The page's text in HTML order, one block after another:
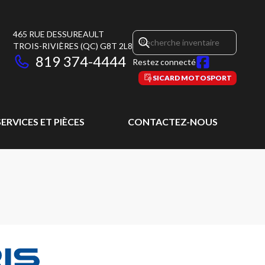
465 RUE DESSUREAULT
TROIS-RIVIÈRES (QC) G8T 2L8
819 374-4444 Restez connecté
SICARD MOTOSPORT
ET PIÈCES CONTACTEZ-NOUS